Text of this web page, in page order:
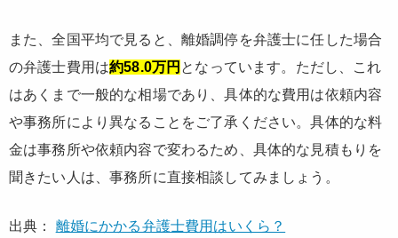
また、全国平均で見ると、離婚調停を弁護士に任した場合
の弁護士費用は約58.0万円 となっています。ただし、これ
はあくまで一般的な相場であり、具体的な費用は依頼内容
や事務所により異なることをご了承ください。具体的な料
金は事務所や依頼内容で変わるため、具体的な見積もりを
聞きたい人は、事務所に直接相談してみましょう。
出典： 離婚にかかる弁護士費用はいくら？